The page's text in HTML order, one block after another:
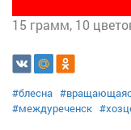
15 грамм, 10
#блесна
#междуреченск